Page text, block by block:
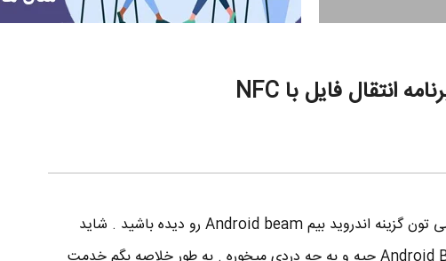
احتمالا موقع کار کردن با بخش تنظیمات گوشی تون گزینه اندروید بیم Android beam رو دیده باشید . شاید